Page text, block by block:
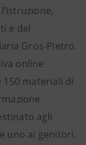
e del
Gros-Pietro.
online
materiali di
agli
uno ai genitori.